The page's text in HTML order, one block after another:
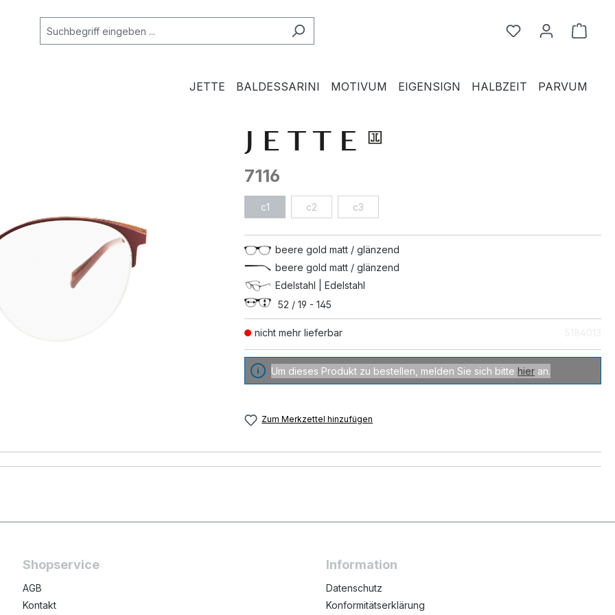
Du hast 0
JETTE BALDESSARINI MOTIVUM EIGENSIGN HALBZEIT PARVUM
nicht mehr lieferbar
7116
c1 c2 c3
beere gold matt / glänzend
beere gold matt / glänzend
Edelstahl | Edelstahl
52 / 19 - 145
Um dieses Produkt zu bestellen, melden Sie sich bitte hier an.
Zum Merkzettel hinzufügen
Shopservice
AGB
Kontakt
Information
Datenschutz
Konformitätserklärung